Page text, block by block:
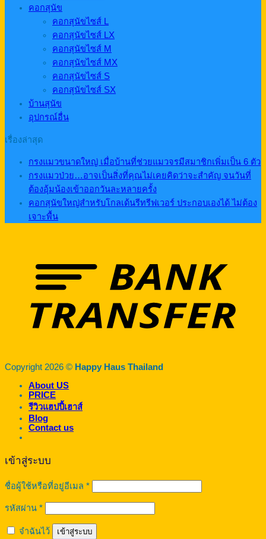
คอกสุนัข
คอกสุนัขไซส์ L
คอกสุนัขไซส์ LX
คอกสุนัขไซส์ M
คอกสุนัขไซส์ MX
คอกสุนัขไซส์ S
คอกสุนัขไซส์ SX
บ้านสุนัข
อุปกรณ์อื่น
เรื่องล่าสุด
กรงแมวขนาดใหญ่ เมื่อบ้านที่ช่วยแมวจรมีสมาชิกเพิ่มเป็น 6 ตัว
กรงแมวป่วย…อาจเป็นสิ่งที่คุณไม่เคยคิดว่าจะสำคัญ จนวันที่
ต้องอุ้มน้องเข้าออกวันละหลายครั้ง
คอกสุนัขใหญ่สำหรับโกลเด้นรีทรีฟเวอร์ ประกอบเองได้ ไม่ต้อง
เจาะพื้น
Copyright 2026 © Happy Haus Thailand
About US
PRICE
รีวิวแฮปปี้เฮาส์
Blog
Contact us
เข้าสู่ระบบ
ชื่อผู้ใช้หรือที่อยู่อีเมล *ต้องการ
รหัสผ่าน *ต้องการ
จำฉันไว้ เข้าสู่ระบบ